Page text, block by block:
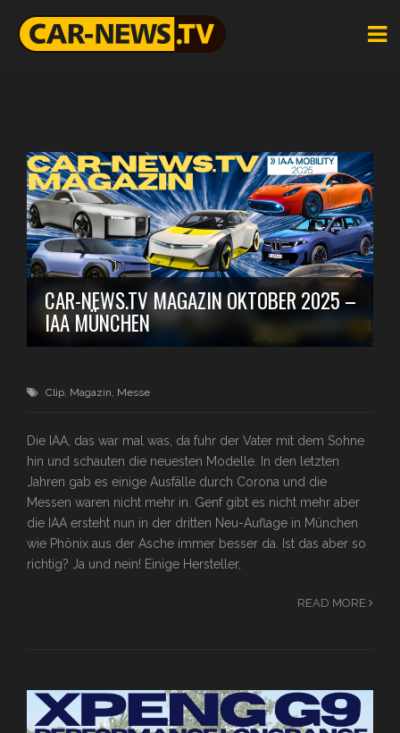
CAR-NEWS.TV MAGAZIN OKTOBER 2025 –
IAA MÜNCHEN
Clip, Magazin, Messe
Die IAA, das war mal was, da fuhr der Vater mit dem Sohne
hin und schauten die neuesten Modelle. In den letzten
Jahren gab es einige Ausfälle durch Corona und die
Messen waren nicht mehr in. Genf gibt es nicht mehr aber
die IAA ersteht nun in der dritten Neu-Auflage in München
wie Phönix aus der Asche immer besser da. Ist das aber so
richtig? Ja und nein! Einige Hersteller,
READ MORE